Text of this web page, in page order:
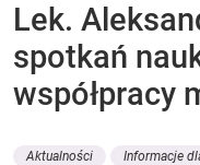
Lek.
spotkań
współpracy
Aktualności Informacje